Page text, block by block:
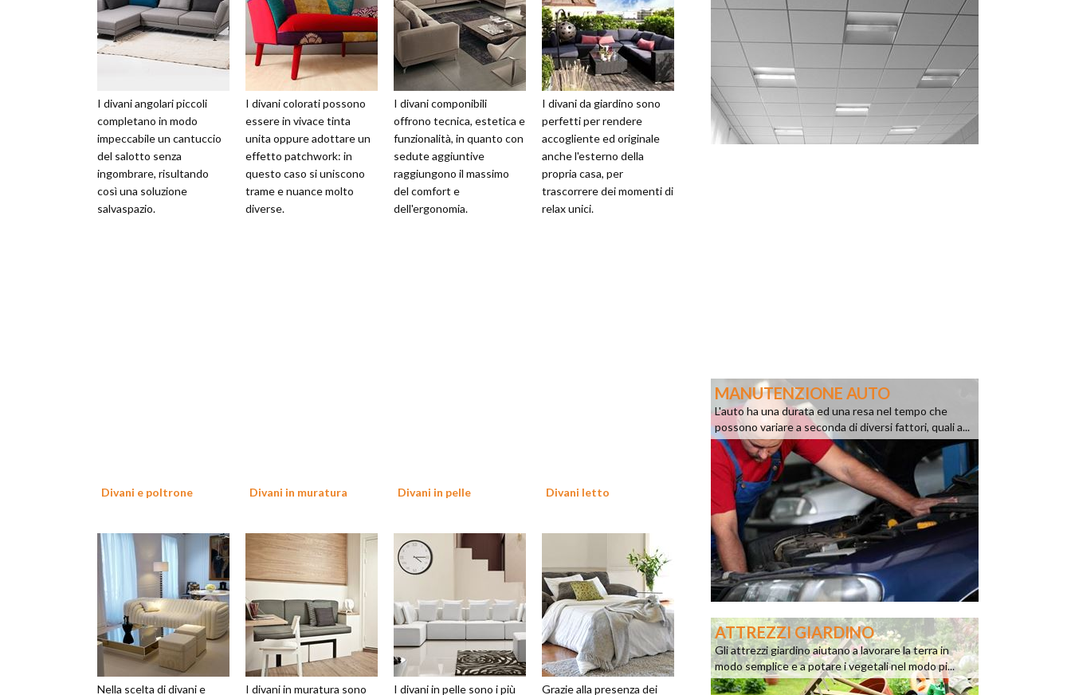
I divani angolari piccoli
completano in modo
impeccabile un cantuccio
del salotto senza
ingombrare, risultando
così una soluzione
salvaspazio.
I divani colorati possono
essere in vivace tinta
unita oppure adottare un
effetto patchwork: in
questo caso si uniscono
trame e nuance molto
diverse.
I divani componibili
offrono tecnica, estetica e
funzionalità, in quanto con
sedute aggiuntive
raggiungono il massimo
del comfort e
dell'ergonomia.
I divani da giardino sono
perfetti per rendere
accogliente ed originale
anche l'esterno della
propria casa, per
trascorrere dei momenti di
relax unici.
Divani e poltrone
Nella scelta di divani e
Divani in muratura
I divani in muratura sono
Divani in pelle
I divani in pelle sono i più
Divani letto
Grazie alla presenza dei
MANUTENZIONE AUTO
L'auto ha una durata ed una resa nel tempo che
possono variare a seconda di diversi fattori, quali a...
ATTREZZI GIARDINO
Gli attrezzi giardino aiutano a lavorare la terra in
modo semplice e a potare i vegetali nel modo pi...